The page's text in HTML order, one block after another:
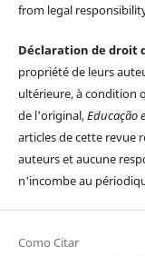
from legal
Déclaration de droit
propriété de leurs
ultérieure, à condition
de l'original,Educação
articles de cette revue
auteurs et aucune
n'incombe au
Como Citar